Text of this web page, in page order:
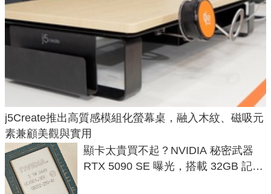
j5Create推出高質感模組化螢幕桌，融入木紋、磁吸元
素兼顧美觀與實用
顯卡太貴買不起？NVIDIA 秘密武器
RTX 5090 SE 曝光，搭載 32GB 記憶